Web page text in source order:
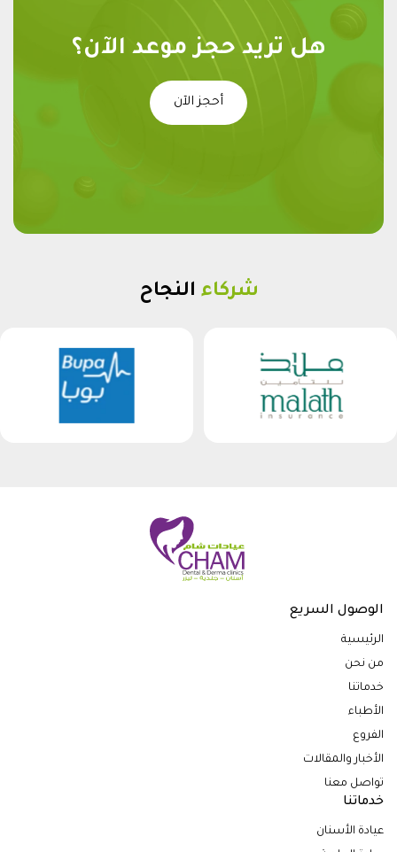
هل تريد حجز موعد الآن؟
أحجز الآن
شركاء النجاح
الوصول السريع
الرئيسية
من نحن
خدماتنا
الأطباء
الفروع
الأخبار والمقالات
تواصل معنا
خدماتنا
عيادة الأسنان